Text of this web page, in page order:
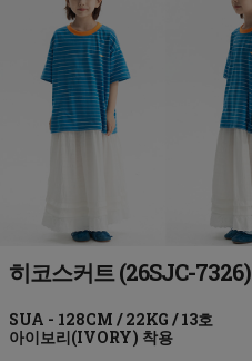
히코스커트 (26SJC-7326)
아이보리(IVORY)